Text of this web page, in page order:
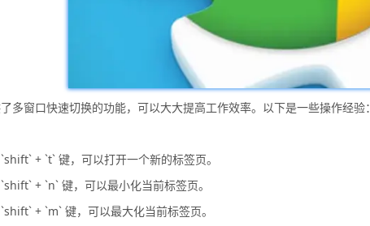
窗口快速切换的功能，可以大大提高工作效率。以下是一些操作经验：
+ `t` 键，可以打开一个新的标签页。
+ `n` 键，可以最小化当前标签页。
+ `m` 键，可以最大化当前标签页。